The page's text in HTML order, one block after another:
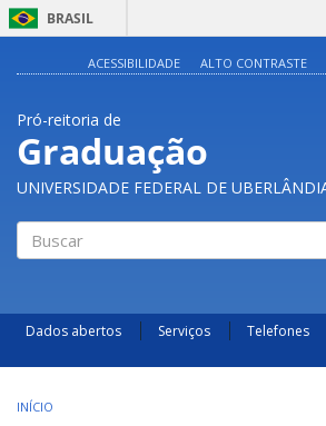
BRASIL
ACESSIBILIDADE ALTO CONTRASTE
Pró-reitoria de
Graduação
UNIVERSIDADE FEDERAL DE
Dados abertos Serviços Telefones
INÍCIO